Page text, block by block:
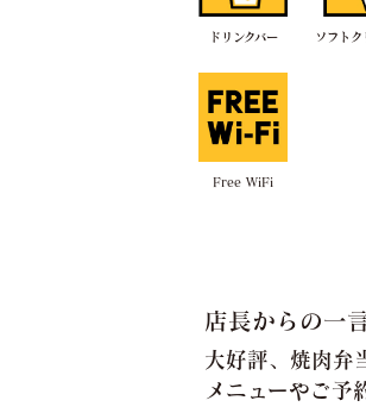
ドリンクバー ソフト
Free WiFi
店長からの一
大好評、焼肉弁
メニューやご予